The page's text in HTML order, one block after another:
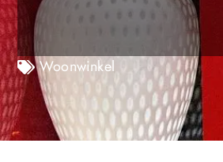
Woonwinkel